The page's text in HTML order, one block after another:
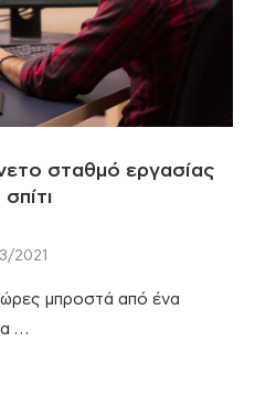
σταθμό εργασίας
2021
ώρες μπροστά από ένα
…